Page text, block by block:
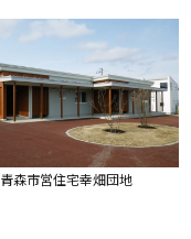
青森市営住宅幸畑団地